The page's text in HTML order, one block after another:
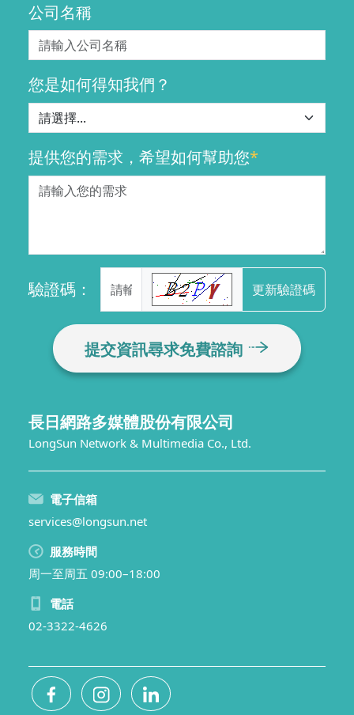
公司名稱
您是如何得知我們？
提供您的需求，希望如何幫助您*
驗證碼： 更新驗證碼
提交資訊尋求免費諮詢
長日網路多媒體股份有限公司
LongSun Network & Multimedia Co., Ltd.
電子信箱
services@longsun.net
服務時間
周一至周五 09:00–18:00
電話
02-3322-4626